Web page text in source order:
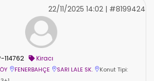
Kiracı
FENERBAHÇE SARI LALE SK.
Konut Tipi:
22/11/2025 14:02 | #8199424